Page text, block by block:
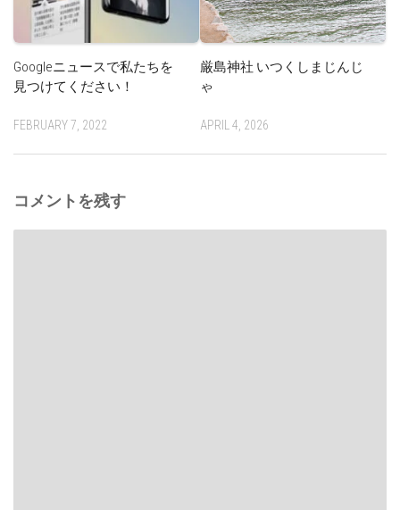
Googleニュースで私たちを
見つけてください！
FEBRUARY 7, 2022
厳島神社 いつくしまじんじ
ゃ
APRIL 4, 2026
コメントを残す